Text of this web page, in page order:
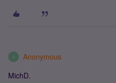
A Anonymous
MichD.